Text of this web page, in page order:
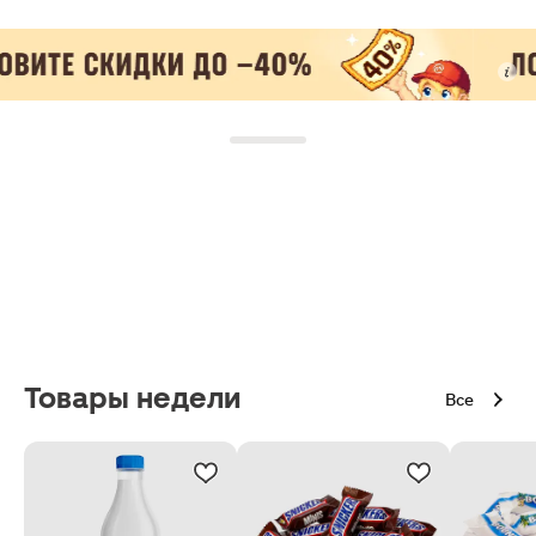
Товары недели Все